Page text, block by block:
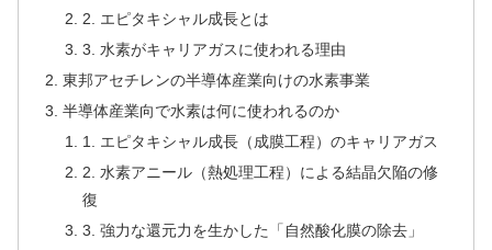
2. エピタキシャル成長とは
3. 水素がキャリアガスに使われる理由
東邦アセチレンの半導体産業向けの水素事業
半導体産業向で水素は何に使われるのか
1. エピタキシャル成長（成膜工程）のキャリアガス
2. 水素アニール（熱処理工程）による結晶欠陥の修
復
3. 強力な還元力を生かした「自然酸化膜の除去」